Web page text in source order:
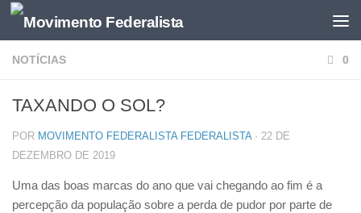
NOTÍCIAS 0
TAXANDO O SOL?
POR MOVIMENTO FEDERALISTA FEDERALISTA · 22 DE
DEZEMBRO DE 2019
Uma das boas marcas do ano que vai chegando ao fim é a
percepção da população sobre a perda de pudor por parte de